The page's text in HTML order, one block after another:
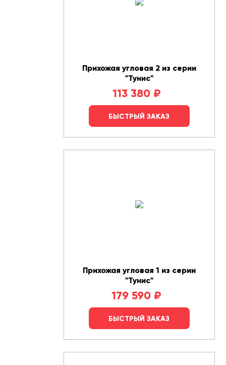
Прихожая угловая 2 из серии
"Тунис"
113 380 ₽
БЫСТРЫЙ ЗАКАЗ
Прихожая угловая 1 из серии
"Тунис"
179 590 ₽
БЫСТРЫЙ ЗАКАЗ